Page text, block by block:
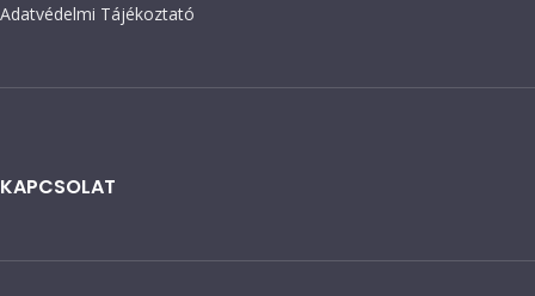
Adatvédelmi Tájékoztató
KAPCSOLAT